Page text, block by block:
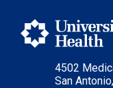
4502
San